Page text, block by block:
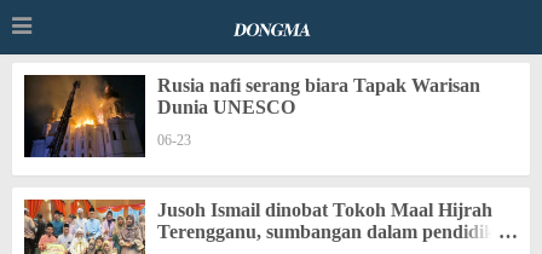
Rusia nafi serang biara Tapak Warisan
Dunia UNESCO
06-23
Jusoh Ismail dinobat Tokoh Maal Hijrah
Terengganu, sumbangan dalam pendidikan